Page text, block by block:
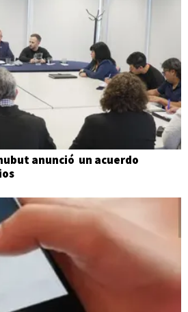
anunció un acuerdo